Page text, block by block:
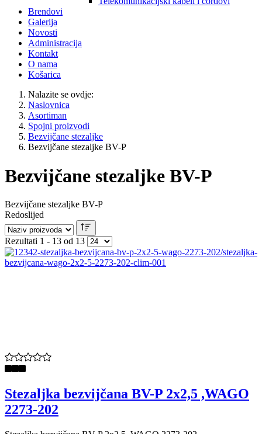
Brendovi
Galerija
Novosti
Administracija
Kontakt
O nama
Košarica
Nalazite se ovdje:
Naslovnica
Asortiman
Spojni proizvodi
Bezvijčane stezaljke
Bezvijčane stezaljke BV-P
Bezvijčane stezaljke BV-P
Bezvijčane stezaljke BV-P
Redoslijed
Rezultati 1 - 13 od 13
Stezaljka bezvijčana BV-P 2x2,5 ,WAGO
2273-202